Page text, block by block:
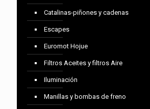
Catalinas-piñones y cadenas
Escapes
Euromot Hojue
Filtros Aceites y filtros Aire
Iluminación
Manillas y bombas de freno